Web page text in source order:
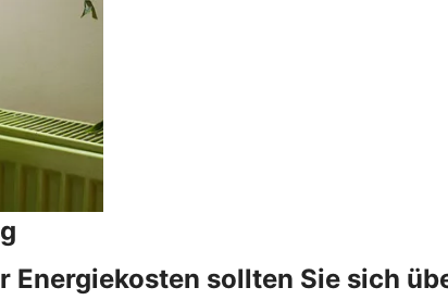
Energiekosten sollten Sie sich